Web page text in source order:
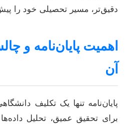
دقیق‌تر، مسیر تحصیلی خود را
اهمیت پایان‌نامه و
آن
پایان‌نامه تنها یک تکلیف
برای تحقیق عمیق، تحلیل داده‌ها